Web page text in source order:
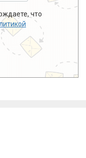
что